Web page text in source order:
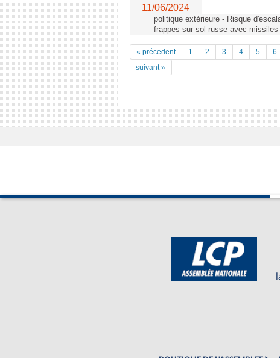
11/06/2024
politique extérieure - Risque
frappes sur sol russe avec missiles
« précedent 1 2 3 4 5 6
suivant »